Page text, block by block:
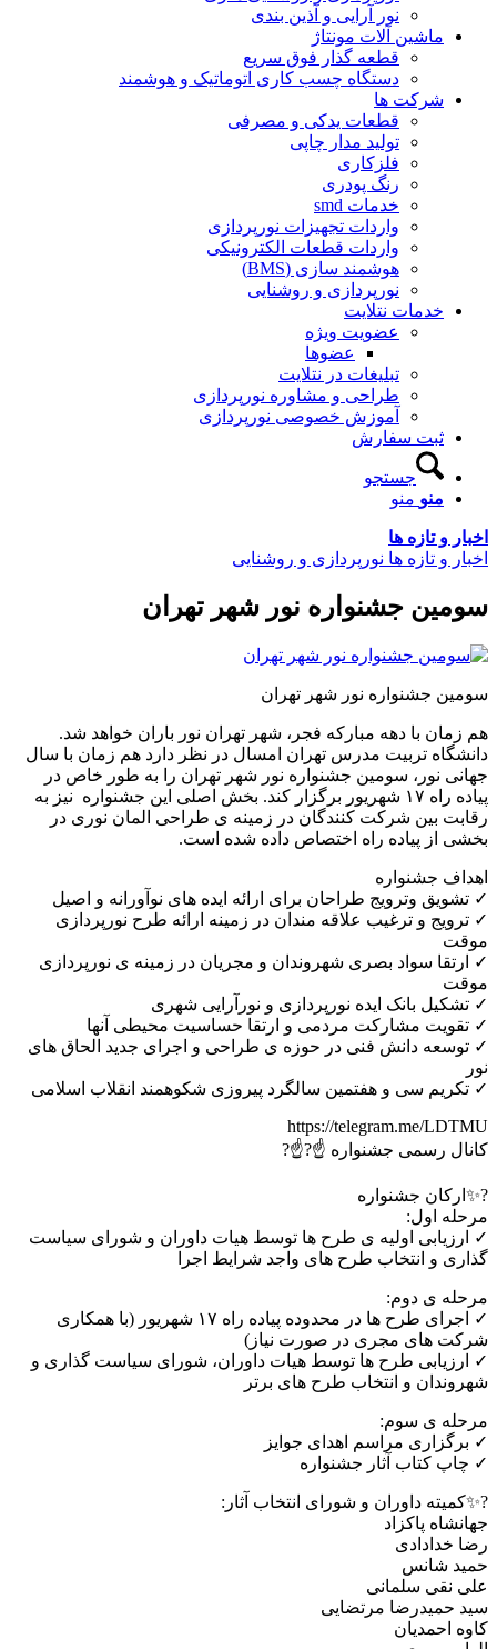
نور آرایی و آذین بندی
ماشین آلات مونتاژ
قطعه گذار فوق سریع
دستگاه چسب کاری اتوماتیک و هوشمند
شرکت ها
قطعات یدکی و مصرفی
تولید مدار چاپی
فلزکاری
رنگ پودری
خدمات smd
واردات تجهیزات نورپردازی
واردات قطعات الکترونیکی
هوشمند سازی (BMS)
نورپردازی و روشنایی
خدمات نتلایت
عضویت ویژه
عضوها
تبلیغات در نتلایت
طراحی و مشاوره نورپردازی
آموزش خصوصی نورپردازی
ثبت سفارش
جستجو
منو منو
اخبار و تازه ها
اخبار و تازه ها نورپردازی و روشنایی
سومین جشنواره نور شهر تهران
سومین جشنواره نور شهر تهران
هم زمان با دهه مبارکه فجر، شهر تهران نور باران خواهد شد.
دانشگاه تربیت مدرس تهران امسال در نظر دارد هم زمان با سال
جهانی نور، سومین جشنواره نور شهر تهران را به طور خاص در
پیاده راه ۱۷ شهریور برگزار کند. بخش اصلی این جشنواره نیز به
رقابت بین شرکت کنندگان در زمینه ی طراحی المان نوری در
بخشی از پیاده راه اختصاص داده شده است.
اهداف جشنواره
✓ تشویق وترویج طراحان برای ارائه ایده های نوآورانه و اصیل
✓ ترویج و ترغیب علاقه مندان در زمینه ارائه طرح نورپردازی
موقت
✓ ارتقا سواد بصری شهروندان و مجریان در زمینه ی نورپردازی
موقت
✓ تشکیل بانک ایده نورپردازی و نورآرایی شهری
✓ تقویت مشارکت مردمی و ارتقا حساسیت محیطی آنها
✓ توسعه دانش فنی در حوزه ی طراحی و اجرای جدید الحاق های
نور
✓ تکریم سی و هفتمین سالگرد پیروزی شکوهمند انقلاب اسلامی
https://telegram.me/LDTMU
کانال رسمی جشنواره ☝?️☝?️
?✨ارکان جشنواره
مرحله اول:
✓ ارزیابی اولیه ی طرح ها توسط هیات داوران و شورای سیاست
گذاری و انتخاب طرح های واجد شرایط اجرا
مرحله ی دوم:
✓ اجرای طرح ها در محدوده پیاده راه ۱۷ شهریور (با همکاری
شرکت های مجری در صورت نیاز)
✓ ارزیابی طرح ها توسط هیات داوران، شورای سیاست گذاری و
شهروندان و انتخاب طرح های برتر
مرحله ی سوم:
✓ برگزاری مراسم اهدای جوایز
✓ چاپ کتاب آثار جشنواره
?✨کمیته داوران و شورای انتخاب آثار:
جهانشاه پاکزاد
رضا خدادادی
حمید شانس
علی نقی سلمانی
سید حمیدرضا مرتضایی
کاوه احمدیان